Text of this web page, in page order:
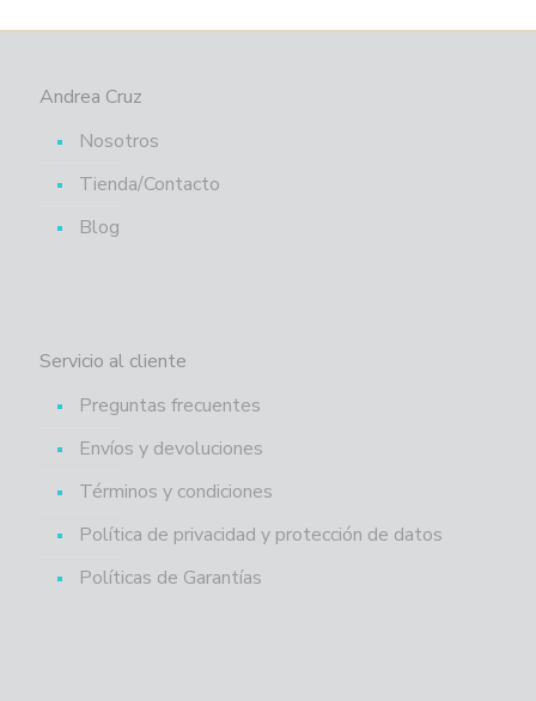
Andrea Cruz
Nosotros
Tienda/Contacto
Blog
Servicio al cliente
Preguntas frecuentes
Envíos y devoluciones
Términos y condiciones
Política de privacidad y protección de datos
Políticas de Garantías